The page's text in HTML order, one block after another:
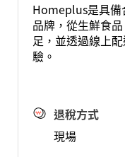
Homeplus是具備
品牌，從生鮮食
足，並透過線上
驗。
退稅方式
現場